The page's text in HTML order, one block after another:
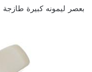
بعصر ليمونه كبيرة طازجة